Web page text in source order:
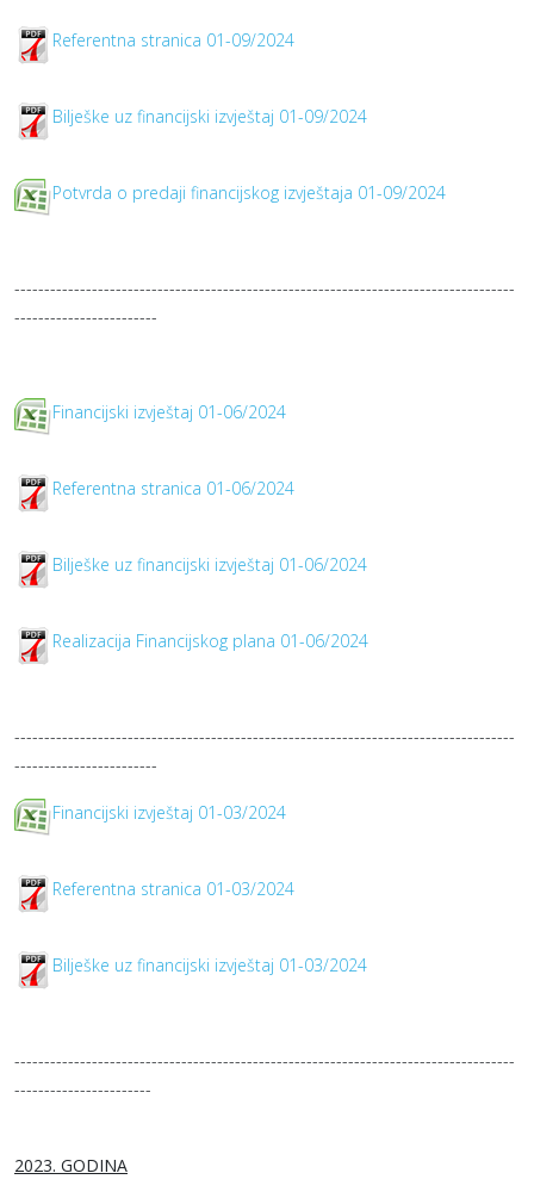
Referentna stranica 01-09/2024
Bilješke uz financijski izvještaj 01-09/2024
Potvrda o predaji financijskog izvještaja 01-09/2024
------------------------------------------------------------------------------------
------------------------
Financijski izvještaj 01-06/2024
Referentna stranica 01-06/2024
Bilješke uz financijski izvještaj 01-06/2024
Realizacija Financijskog plana 01-06/2024
------------------------------------------------------------------------------------
------------------------
Financijski izvještaj 01-03/2024
Referentna stranica 01-03/2024
Bilješke uz financijski izvještaj 01-03/2024
------------------------------------------------------------------------------------
-----------------------
2023. GODINA